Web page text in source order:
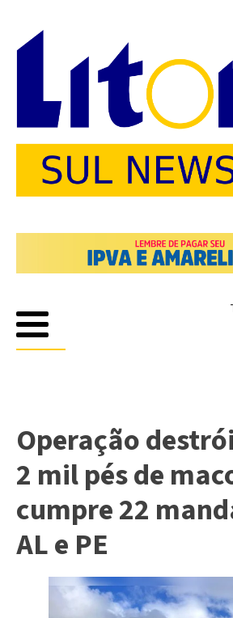
Operação
2 mil pés de
cumpre 22
AL e PE